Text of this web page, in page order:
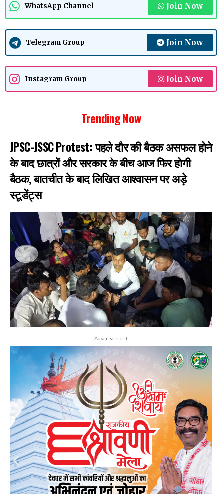
WhatsApp Channel Join Now
Telegram Group Join Now
Instagram Group Join Now
Trending Now
JPSC-JSSC Protest: पहले दौर की बैठक असफल होने
के बाद छात्रों और सरकार के बीच आज फिर होगी
बैठक, बातचीत के बाद लिखित आश्वासन पर अड़े
स्टूडेंट्स
- Advertisement -